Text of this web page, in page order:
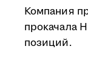
Компания
прокачала
позиций.